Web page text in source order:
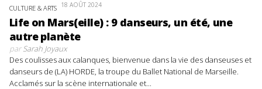
CULTURE & ARTS 18 AOÛT 2024
Life on Mars(eille) : 9 danseurs, un été, une
autre planète
parSarah Joyaux
Des coulisses aux calanques, bienvenue dans la vie des danseuses et
danseurs de (LA) HORDE, la troupe du Ballet National de Marseille.
Acclamés sur la scène internationale et...